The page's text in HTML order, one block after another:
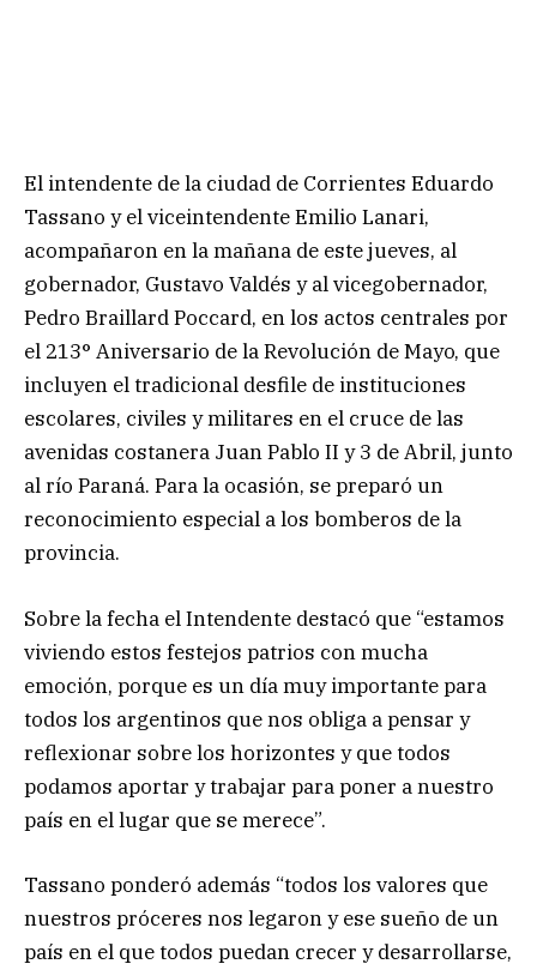
El intendente de la ciudad de Corrientes Eduardo
Tassano y el viceintendente Emilio Lanari,
acompañaron en la mañana de este jueves, al
gobernador, Gustavo Valdés y al vicegobernador,
Pedro Braillard Poccard, en los actos centrales por
el 213° Aniversario de la Revolución de Mayo, que
incluyen el tradicional desfile de instituciones
escolares, civiles y militares en el cruce de las
avenidas costanera Juan Pablo II y 3 de Abril, junto
al río Paraná. Para la ocasión, se preparó un
reconocimiento especial a los bomberos de la
provincia.
Sobre la fecha el Intendente destacó que “estamos
viviendo estos festejos patrios con mucha
emoción, porque es un día muy importante para
todos los argentinos que nos obliga a pensar y
reflexionar sobre los horizontes y que todos
podamos aportar y trabajar para poner a nuestro
país en el lugar que se merece”.
Tassano ponderó además “todos los valores que
nuestros próceres nos legaron y ese sueño de un
país en el que todos puedan crecer y desarrollarse,